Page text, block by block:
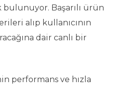
bulunuyor. Başarılı ürün
alıp kullanıcının
dair canlı bir
performans ve hızla